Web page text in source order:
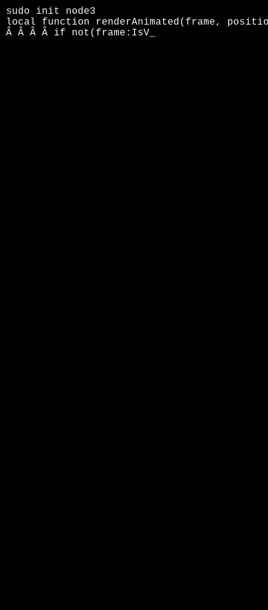
sudo init node3
local function renderAnimated(frame,
Â Â Â Â if not(frame:IsVisible()) then r_